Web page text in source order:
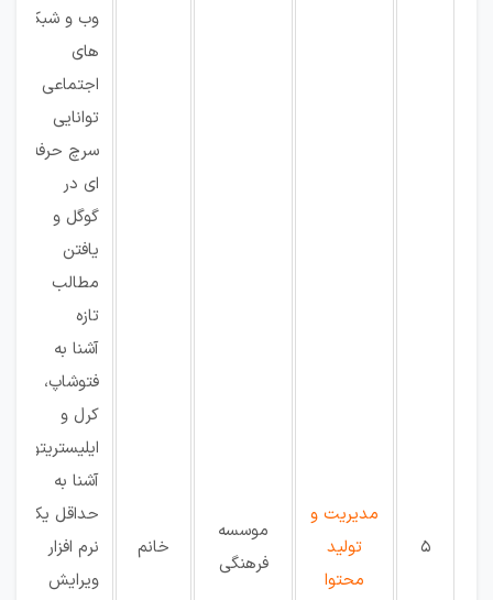
5
مدیریت و
تولید
محتوا
موسسه
فرهنگی
خانم
وب و شبکه
های
اجتماعی
توانایی
سرچ حرفه
ای در
گوگل و
یافتن
مطالب
تازه
آشنا به
فتوشاپ،
کرل و
ایلیستریتور
آشنا به
حداقل یک
نرم افزار
ویرایش